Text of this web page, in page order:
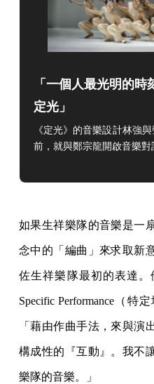
「一個人最光明的
定光」
《定光》的音樂設計林強
前，就與鄭宗龍開啟音樂對
如果生祥樂隊的音樂是一
念中的「編曲」來求取新
佐生祥樂隊最初的表達。
Specific Performance（特
「藉由作曲手法，來與演
構成性的『互動』。我不
樂隊的音樂。」